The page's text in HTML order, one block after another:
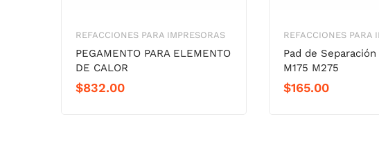
REFACCIONES PARA IMPRESORAS
PEGAMENTO PARA ELEMENTO
DE CALOR
$832.00
REFACCIONES PARA
Pad de Separación
M175 M275
$165.00